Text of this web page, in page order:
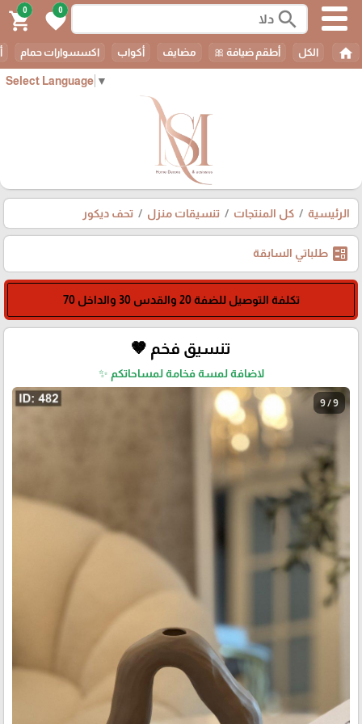
Select Language ▼
search
0
favorite
0
shopping_cart
home الكل أطقم ضيافة 🎀 مضايف أكواب اكسسوارات حمام
الرئيسية كل المنتجات تنسيقات منزل تحف ديكور
ballot طلباتي السابقة
تكلفة التوصيل للضفة 20 والقدس 30 والداخل 70
تنسيق فخم 🤎
لاضافة لمسة فخامة لمساحاتكم ✨
9 / 9